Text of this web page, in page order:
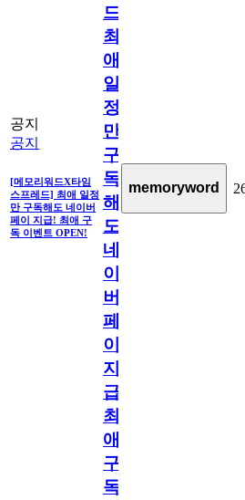
공지
공지
[메모리워드X타임
스프레드] 최애 일정
만 구독해도 네이버
페이 지급! 최애 구
독 이벤트 OPEN!
드]
최
애
일
정
만
구
독
해
도
네
이
버
페
이
지
급!
최
애
구
독
memoryword